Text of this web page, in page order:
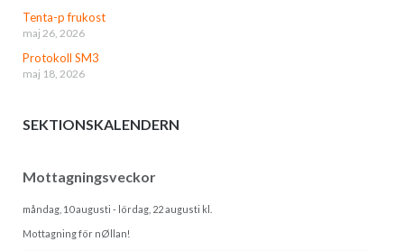
Tenta-p frukost
maj 26, 2026
Protokoll SM3
maj 18, 2026
SEKTIONSKALENDERN
Mottagningsveckor
måndag, 10 augusti - lördag, 22 augusti kl.
Mottagning för nØllan!